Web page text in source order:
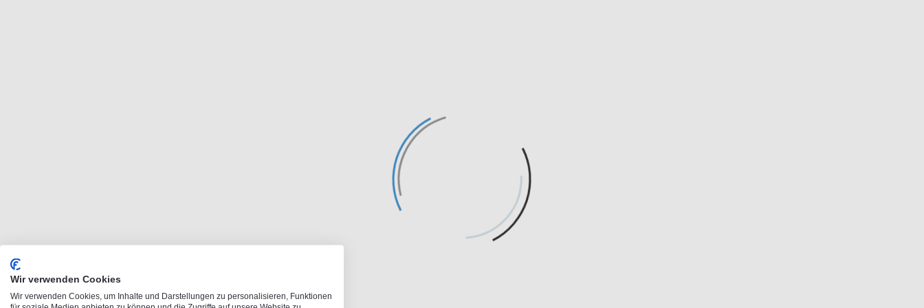
Wir verwenden Cookies
Wir verwenden Cookies, um Inhalte und Darstellungen zu personalisieren, Funktionen